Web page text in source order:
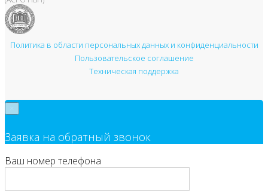
Политика в области персональных данных и конфиденциальности
Пользовательское соглашение
Техническая поддержка
Заявка на обратный звонок
Ваш номер телефона